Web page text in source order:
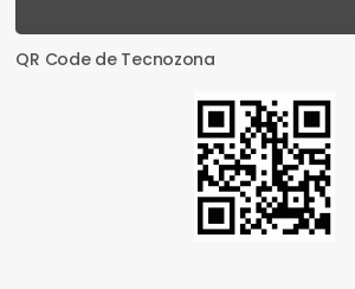
QR Code de Tecnozona